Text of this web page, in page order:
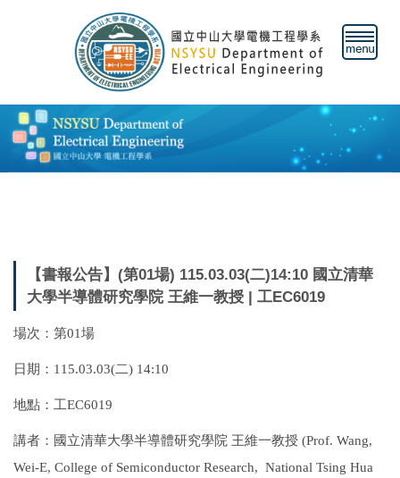
容
區
【書報公告】(第01場) 115.03.03(二)14:10 國立清華
大學半導體研究學院 王維一教授 | 工EC6019
場次：第01場
日期：115.03.03(二) 14:10
地點：工EC6019
講者：國立清華大學半導體研究學院 王維一教授 (Prof. Wang,
Wei-E, College of Semiconductor Research, National Tsing Hua